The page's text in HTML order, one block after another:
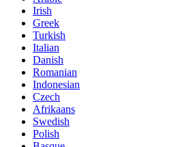
Irish
Greek
Turkish
Italian
Danish
Romanian
Indonesian
Czech
Afrikaans
Swedish
Polish